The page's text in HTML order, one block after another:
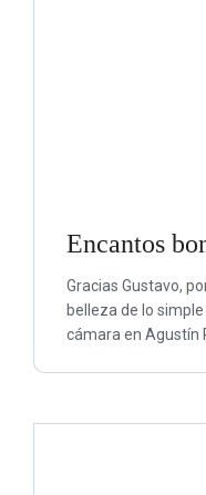
Encantos
Gracias Gustavo,
belleza de lo
cámara en Agustín